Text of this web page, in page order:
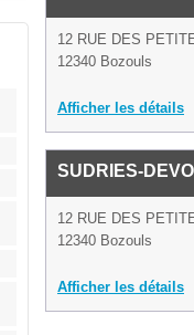
12 RUE DES
12340 Bozouls
Afficher les détails
SUDRIES-
12 RUE DES
12340 Bozouls
Afficher les détails